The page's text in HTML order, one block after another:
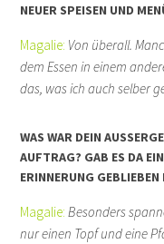
NEUER SPEISEN UND
Magalie: Von überall.
dem Essen in einem
das, was ich auch selber
WAS WAR DEIN
UFTRAG? GAB ES DA
RINNERUNG GEBLIEBEN
Magalie:Besonders
nur einen Topf und eine